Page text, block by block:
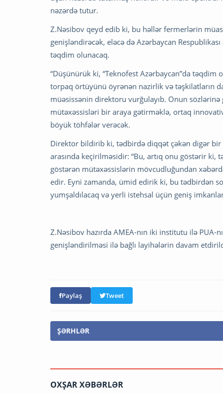
nəzərdə tutur.
Z.Nəsibov qeyd edib ki, bu həllər fermerlərin
genişləndirəcək, eləcə də Azərbaycan
təqdim olunacaq.
“Düşünürük ki, “Teknofest Azərbaycan”da
torpaq örtüyünü öyrənən nazirlik və təşkilatların
müəsissənin direktoru vurğulayıb. Onun
mütəxəssisləri bir araya gətirməklə, ortaq
böyük töhfələr verəcək.
Direktor bildirib ki, tədbirdə diqqət çəkən digər bir
arasında keçirilməsidir: “Bu, artıq onu göstərir ki,
göstərən mütəxəssislərin mövcudluğundan
edir. Eyni zamanda, ümid edirik ki, bu tədbirdən
yumşaldılacaq və yerli istehsal üçün geniş imkanlar
Z.Nəsibov hazırda AMEA-nın iki institutu ilə PUA-
genişləndirilməsi ilə bağlı layihələrin davam
Paylaş Tweet
ŞƏRHLƏR
OXŞAR XƏBƏRLƏR